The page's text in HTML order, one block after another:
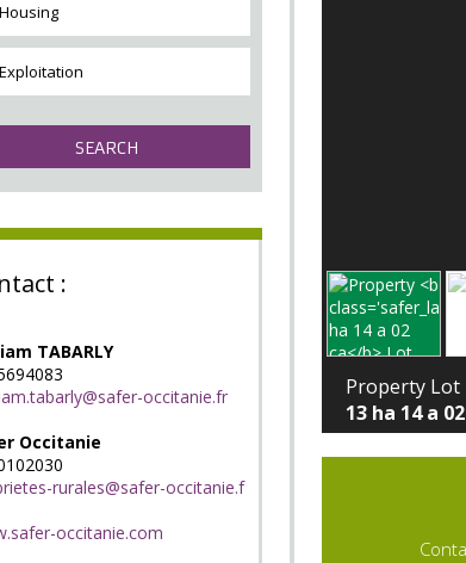
Housing
Exploitation
:
TABARLY
occitanie.fr
Occitanie
rurales@safer-occitanie.f
occitanie.com
Property Lot
13 ha 14 a